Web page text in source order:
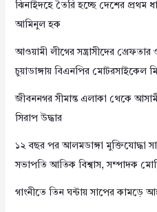
ঝিনাইদহে তৈরি হচ্ছে দেশের প্রথম
আমিনুল হক
আওয়ামী লীগের সন্ত্রাসীদের
চুয়াডাঙ্গায় বিএনপির মোটরসাইকেল
জীবননগর সীমান্ত এলাকা থেকে
সিরাপ উদ্ধার
১২ বছর পর আলমডাঙ্গা মুক্তিযোদ্ধা
সভাপতি আতিক বিশ্বাস, সম্পাদক
গাংনীতে তিন ঘন্টায় সাপের কামড়ে